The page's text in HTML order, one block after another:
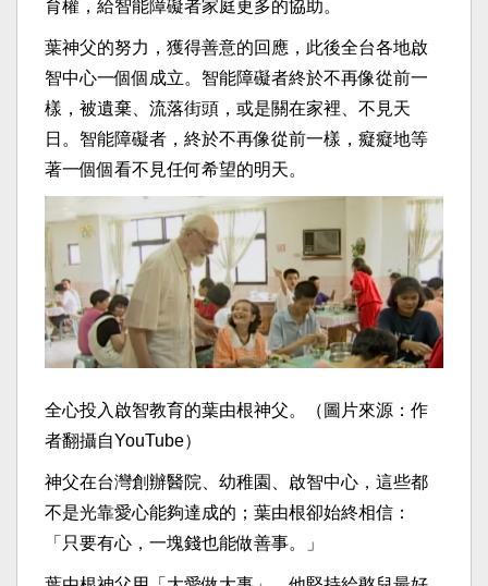
育權，給智能障礙者家庭更多的協助。
葉神父的努力，獲得善意的回應，此後全台各地啟
智中心一個個成立。智能障礙者終於不再像從前一
樣，被遺棄、流落街頭，或是關在家裡、不見天
日。智能障礙者，終於不再像從前一樣，癡癡地等
著一個個看不見任何希望的明天。
全心投入啟智教育的葉由根神父。（圖片來源：作
者翻攝自YouTube）
神父在台灣創辦醫院、幼稚園、啟智中心，這些都
不是光靠愛心能夠達成的；葉由根卻始終相信：
「只要有心，一塊錢也能做善事。」